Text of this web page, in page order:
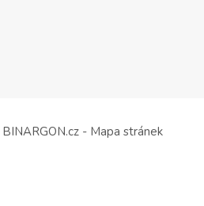
BINARGON.cz - Mapa stránek